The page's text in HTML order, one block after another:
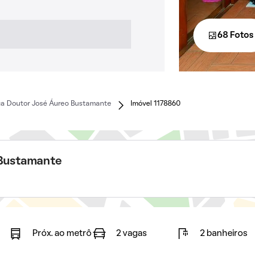
68 Fotos
Doutor José Áureo Bustamante Imóvel 1178860
Próx. ao metrô 2 vagas 2 banheiros